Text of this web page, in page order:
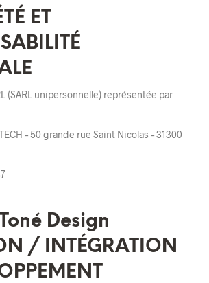
ET
(SARL unipersonnelle) représentée par
– 50 grande rue Saint Nicolas – 31300
Design
/ INTÉGRATION